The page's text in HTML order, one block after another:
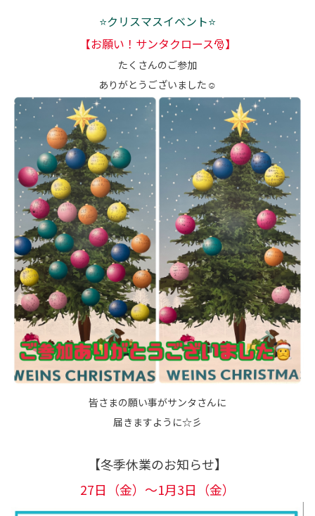
⭐クリスマスイベント⭐
【お願い！サンタクロース🎅】
たくさんのご参加
ありがとうございました☺
皆さまの願い事がサンタさんに
届きますように☆彡
【冬季休業のお知らせ】
27日（金）～1月3日（金）